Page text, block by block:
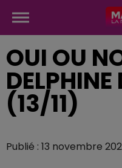
OUI OU
DELPHINE
(13/11)
Publié : 13 novembre